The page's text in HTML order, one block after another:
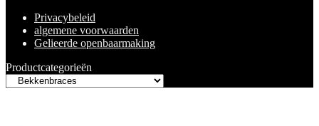
Privacybeleid
algemene voorwaarden
Gelieerde openbaarmaking
Productcategorieën